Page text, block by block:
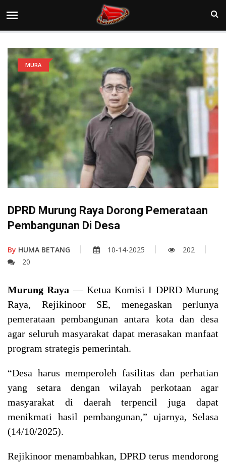
MURA
DPRD Murung Raya Dorong Pemerataan
Pembangunan Di Desa
By HUMA BETANG 10-14-2025
202
20
Murung Raya — Ketua Komisi I DPRD Murung
Raya, Rejikinoor SE, menegaskan perlunya
pemerataan pembangunan antara kota dan desa
agar seluruh masyarakat dapat merasakan manfaat
program strategis pemerintah.
“Desa harus memperoleh fasilitas dan perhatian
yang setara dengan wilayah perkotaan agar
masyarakat di daerah terpencil juga dapat
menikmati hasil pembangunan,” ujarnya, Selasa
(14/10/2025).
Rejikinoor menambahkan, DPRD terus mendorong